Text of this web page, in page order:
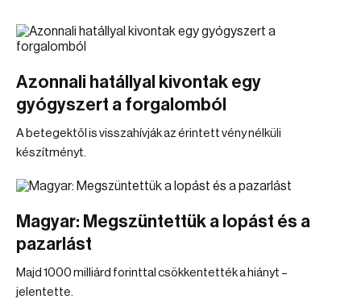
Azonnali hatállyal kivontak egy
gyógyszert a forgalomból
A betegektől is visszahívják az érintett vény nélküli
készítményt.
Magyar: Megszüntettük a lopást és a
pazarlást
Majd 1000 milliárd forinttal csökkentették a hiányt –
jelentette.